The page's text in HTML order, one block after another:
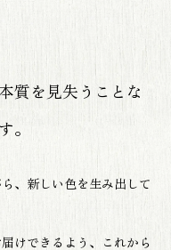
質を見失うことな
。
、新しい色を生み出して
けできるよう、これから